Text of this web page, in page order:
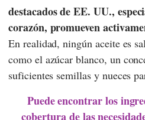
destacados de EE. UU.,
corazón, promueven
En realidad, ningún aceite es
como el azúcar blanco, un
suficientes semillas y nueces
Puede encontrar los
cobertura de las